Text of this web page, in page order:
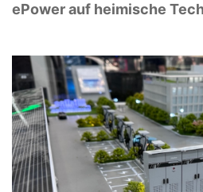
ePower auf heimische